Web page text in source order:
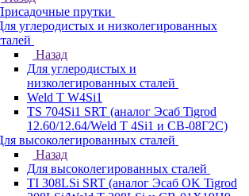
прутки
углеродистых и низколегированных
Назад
Для углеродистых и
низколегированных сталей
Weld T W4Si1
TS 704Si1 SRT (аналог Эсаб Tigrod
12.60/12.64/Weld T 4Si1 и СВ-08Г2С)
высоколегированных сталей
Назад
Для высоколегированных сталей
TI 308LSi SRT (аналог Эсаб OK Tigrod